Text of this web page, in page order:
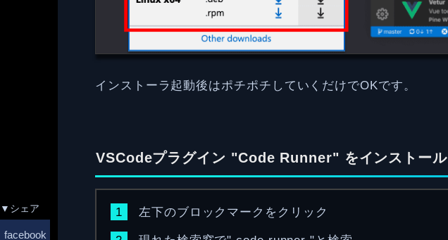
インストーラ起動後はポチポチしていくだけでOKです。
VSCodeプラグイン "Code Runner" をインストール
左下のブロックマークをクリック
▼シェア
facebook